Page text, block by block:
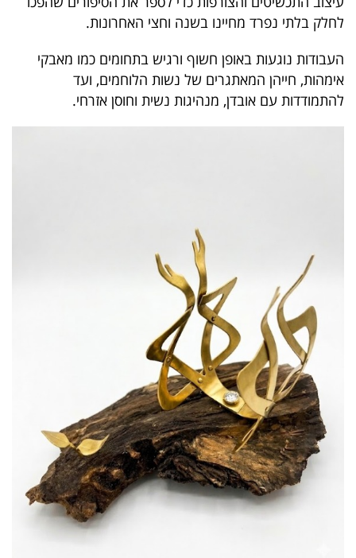
פרסמו
באייס
עקבו
אחרינו:
לחלק בלתי נפרד מחיינו בשנה וחצי האחרונות.
העבודות נוגעות באופן חשוף ורגיש בתחומים כמו מאבקי
אימהות, חייהן המאתגרים של נשות הלוחמים, ועד
להתמודדות עם אובדן, מנהיגות נשית וחוסן אזרחי.